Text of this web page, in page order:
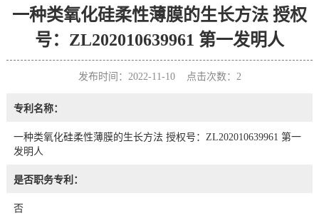
一种类氧化硅柔性薄膜的生长方法 授权
号：ZL202010639961 第一发明人
发布时间：2022-11-10 点击次数： 2
专利名称：
一种类氧化硅柔性薄膜的生长方法 授权号：ZL202010639961 第一
发明人
是否职务专利：
否